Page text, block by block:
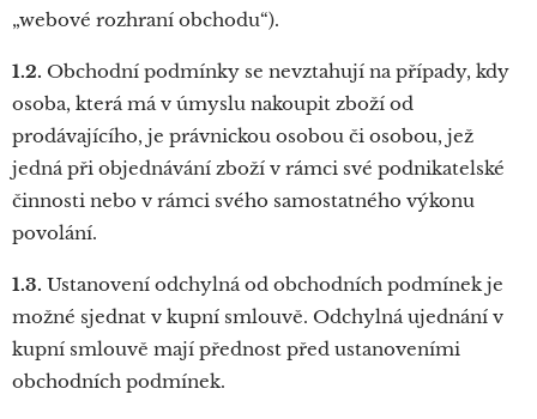
„webové rozhraní obchodu“).
1.2. Obchodní podmínky se nevztahují na případy, kdy
osoba, která má v úmyslu nakoupit zboží od
prodávajícího, je právnickou osobou či osobou, jež
jedná při objednávání zboží v rámci své podnikatelské
činnosti nebo v rámci svého samostatného výkonu
povolání.
1.3. Ustanovení odchylná od obchodních podmínek je
možné sjednat v kupní smlouvě. Odchylná ujednání v
kupní smlouvě mají přednost před ustanoveními
obchodních podmínek.